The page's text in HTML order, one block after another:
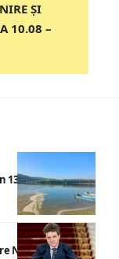
ȘI
10.08 –
13 august
Nicușor Dan